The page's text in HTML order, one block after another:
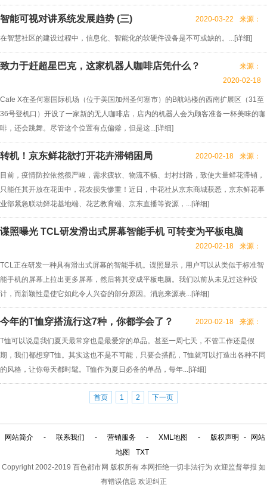
智能可视对讲系统发展趋势 (三) 来源：
2020-03-22
在智慧社区的建设过程中，信息化、智能化的软硬件设备是不可或缺的。...[详细]
致力于赶超星巴克，这家机器人咖啡店凭什么？
来源：
2020-02-18
Cafe X在圣何塞国际机场（位于美国加州圣何塞市）的B航站楼的西南扩展区（31至
36号登机口）开设了一家新的无人咖啡店，店内的机器人会为顾客准备一杯美味的咖
啡，还会跳舞。尽管这个位置有点偏僻，但是这...[详细]
转机！京东鲜花欲打开花卉滞销困局 来源：
2020-02-18
目前，疫情防控依然很严峻，需求疲软、物流不畅、封村封路，致使大量鲜花滞销，
只能任其开放在花田中，花农损失惨重！近日，中花社从京东商城获悉，京东鲜花事
业部紧急联动鲜花基地端、花艺教育端、京东直播等资源，...[详细]
谍照曝光 TCL研发滑出式屏幕智能手机 可转变为平板电脑
来源：
2020-02-18
TCL正在研发一种具有滑出式屏幕的智能手机。谍照显示，用户可以从类似于标准智
能手机的屏幕上拉出更多屏幕，然后将其变成平板电脑。我们以前从未见过这种设
计，而新颖性是使它如此令人兴奋的部分原因。消息来源表...[详细]
今年的T恤穿搭流行这7种，你都学会了？ 来源：
2020-02-18
T恤可以说是我们夏天最常穿也是最爱穿的单品。甚至一周七天，不管工作还是假
期，我们都想穿T恤。其实这也不是不可能，只要会搭配，T恤就可以打造出各种不同
的风格，让你每天都时髦。T恤作为夏日必备的单品，每年...[详细]
首页 1 2 下一页
网站简介 - 联系我们 - 营销服务 - XML地图 - 版权声明 -
网站
地图
TXT
Copyright 2002-2019 百色都市网 版权所有 本网拒绝一切非法行为 欢迎监督举报 如
有错误信息 欢迎纠正